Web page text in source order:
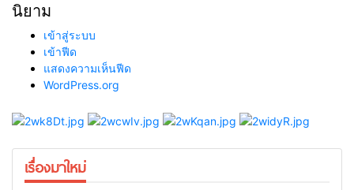
นิยาม
เข้าสู่ระบบ
เข้าฟีด
แสดงความเห็นฟีด
WordPress.org
เรื่องมาใหม่